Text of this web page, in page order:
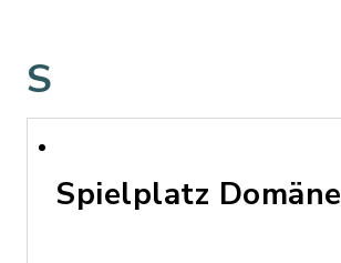
S
Spielplatz Domäne